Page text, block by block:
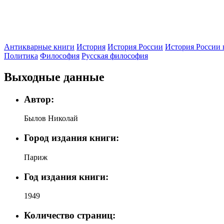
Антикварные книги История История России История России
Политика Философия Русская философия
Выходные данные
Автор:
Былов Николай
Город издания книги:
Париж
Год издания книги:
1949
Количество страниц: